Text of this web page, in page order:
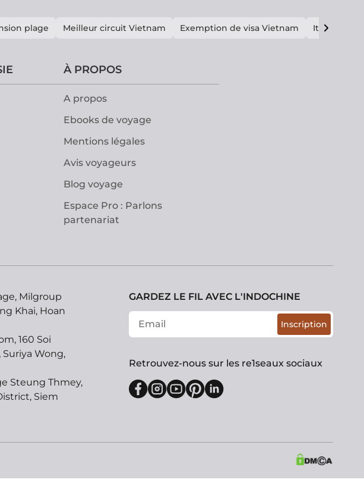
plage Meilleur circuit Vietnam Exemption de visa Vietnam Itinéraire
À PROPOS
A propos
Ebooks de voyage
Mentions légales
Avis voyageurs
Blog voyage
Espace Pro : Parlons
partenariat
Milgroup
Khai, Hoan
160 Soi
Suriya Wong,
Steung Thmey,
Siem
GARDEZ LE FIL AVEC L'INDOCHINE
Inscription
Retrouvez-nous sur les re1seaux sociaux